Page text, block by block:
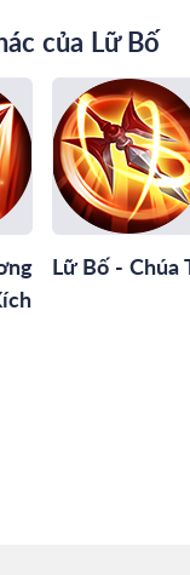
của Lữ Bố
Lữ Bố - Chúa